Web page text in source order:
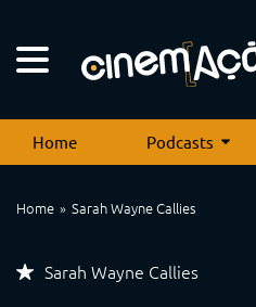
Home Podcasts
Home Sarah Wayne Callies
Sarah Wayne Callies